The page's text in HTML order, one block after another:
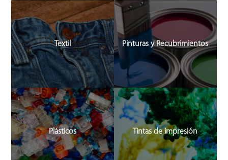
Textil Pinturas y Recubrimientos
Plásticos Tintas de impresión